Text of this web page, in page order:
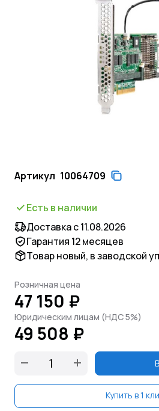
Артикул 10064709
Есть в наличии
Доставка с 11.08.2026
Гарантия 12 месяцев
Товар новый, в заводской
Розничная цена
47 150 ₽
Юридическим лицам (НДС 5%)
49 508 ₽
Купить в 1